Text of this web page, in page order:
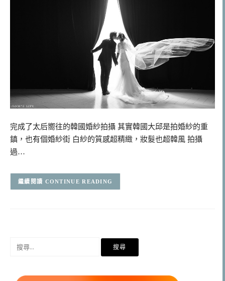
完成了太后嚮往的韓國婚紗拍攝 其實韓國大邱是拍婚紗的重
鎮，也有個婚紗街 白紗的質感超精緻，妝髮也超韓風 拍攝
過…
CONTINUE READING